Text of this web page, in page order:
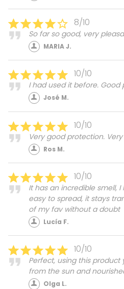
8/10
So far so good, very
MARIA J.
10/10
I had used it before. Good
José M.
10/10
Very good protection.
Ros M.
10/10
It has an incredible smell,
easy to spread, it stays
of my fav without a doubt
Lucía F.
10/10
Perfect, using this
from the sun and
Olga L.